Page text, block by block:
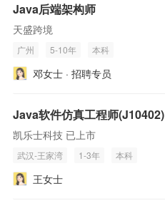
Java后端架构师
天盛跨境
广州 5-10年 本科
邓女士 · 招聘专员
Java软件仿真工程师(J10402)
凯乐士科技 已上市
武汉-王家湾 1-3年 本科
王女士